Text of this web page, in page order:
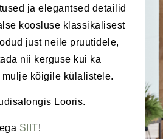
ja elegantsed detailid
koosluse klassikalisest
just neile pruutidele,
nii kerguse kui ka
kõigile külalistele.
Looris.
SIIT!